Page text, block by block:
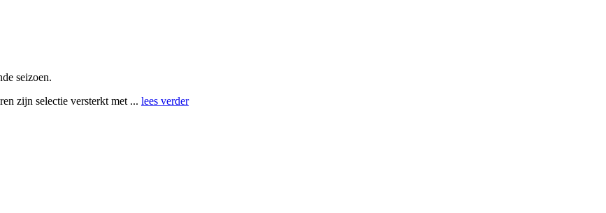
seizoen.
zijn selectie versterkt met ... lees verder